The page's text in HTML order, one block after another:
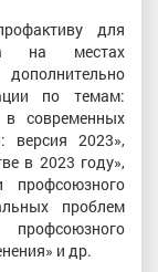
для
на местах
по темам:
современных
версия 2023»,
в 2023 году»,
проблем
и др.